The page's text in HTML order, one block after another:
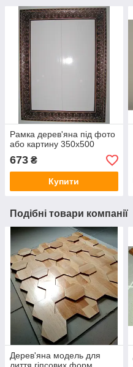
Рамка дерев'яна під фото
або картину 350х500
673 ₴
Купити
Подібні товари компанії
Дерев'яна модель для